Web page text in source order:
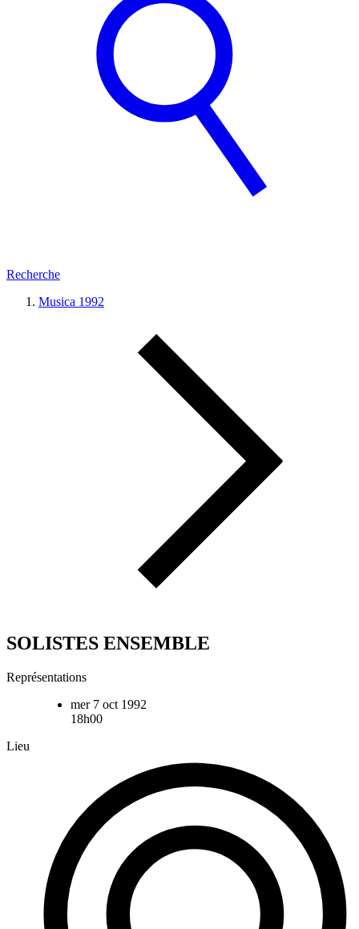
Recherche
Musica 1992
SOLISTES ENSEMBLE
Représentations
mer 7 oct 1992
18h00
Lieu